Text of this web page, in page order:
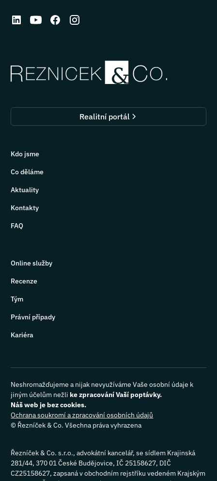
Realitní portál
Kdo jsme
Co děláme
Aktuality
Kontakty
FAQ
Online služby
Recenze
Tým
Právní případy
Kariéra
© Řezníček & Co. Všechna práva vyhrazena
Ochrana soukromí a zpracování osobních údajů
Neshromažďujeme a nijak nevyužíváme Vaše osobní údaje k
jiným účelům nežli ke zpracování Vaší poptávky.
Náš web je bez cookies.
Řezníček & Co. s.r.o., advokátní kancelář, se sídlem Krajinská
281/44, 370 01 České Budějovice, IČ 25158627, DIČ
CZ25158627, zapsaná v obchodním rejstříku vedeném Krajským